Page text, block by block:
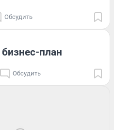
Обсудить
план
Обсудить